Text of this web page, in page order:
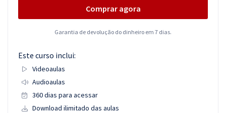
Comprar agora
Garantia de devolução do dinheiro em 7 dias.
Este curso inclui:
Videoaulas
Audioaulas
360 dias para acessar
Download ilimitado das aulas